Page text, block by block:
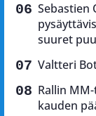
Sebastien
suuret
Valtteri
Rallin
kauden